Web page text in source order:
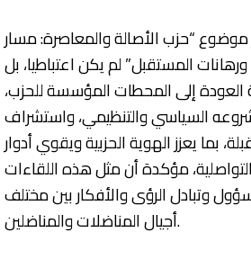
موضوع “حزب الأصالة والمعاصرة: مسار
المستقبل” لم يكن اعتباطيا، بل
إلى المحطات المؤسسة للحزب،
السياسي والتنظيمي، واستشراف
بما يعزز الهوية الحزبية ويقوي أدوار
مؤكدة أن مثل هذه اللقاءات
وتبادل الرؤى والأفكار بين مختلف
أجيال المناضلات والمناضلين.